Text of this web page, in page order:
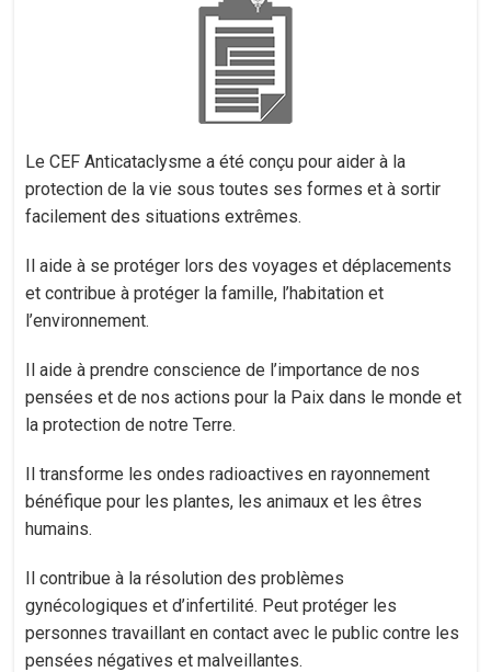
Le CEF Anticataclysme a été conçu pour aider à la
protection de la vie sous toutes ses formes et à sortir
facilement des situations extrêmes.
Il aide à se protéger lors des voyages et déplacements
et contribue à protéger la famille, l’habitation et
l’environnement.
Il aide à prendre conscience de l’importance de nos
pensées et de nos actions pour la Paix dans le monde et
la protection de notre Terre.
Il transforme les ondes radioactives en rayonnement
bénéfique pour les plantes, les animaux et les êtres
humains.
Il contribue à la résolution des problèmes
gynécologiques et d’infertilité. Peut protéger les
personnes travaillant en contact avec le public contre les
pensées négatives et malveillantes.